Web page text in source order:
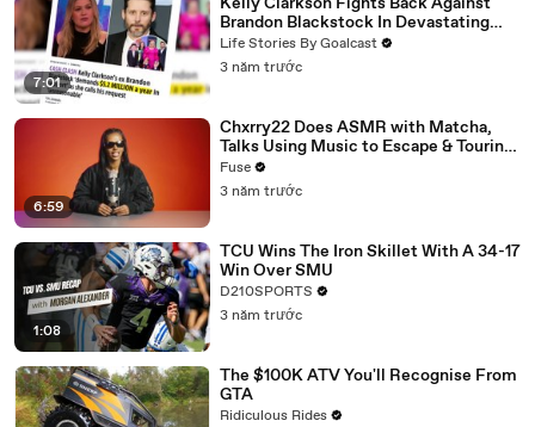
7:01
Brandon Blackstock In Devastating
Divorce Battle
Life Stories By Goalcast
3 năm trước
6:59
Chxrry22 Does ASMR with Matcha,
Talks Using Music to Escape & Touring
with The Weeknd
Fuse
3 năm trước
1:08
TCU Wins The Iron Skillet With A 34-17
Win Over SMU
D210SPORTS
3 năm trước
The $100K ATV You'll Recognise From
GTA
Ridiculous Rides